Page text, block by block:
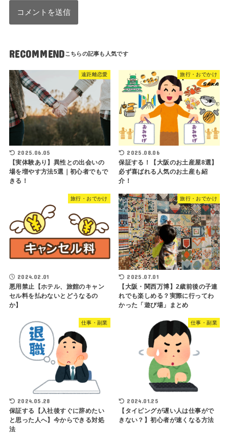
RECOMMEND
遠距離恋愛
2025.06.05
【実体験あり】異性との出会いの
場を増やす方法5選｜初心者でもで
きる！
旅行・おでかけ
2025.08.06
保証する！【大阪のお土産屋8選】
必ず喜ばれる人気のお土産も紹
介！
旅行・おでかけ
2024.02.01
悪用禁止【ホテル、旅館のキャン
セル料を払わないとどうなるの
か】
旅行・おでかけ
2025.07.01
【大阪・関西万博】2歳前後の子連
れでも楽しめる？実際に行ってわ
かった「遊び場」まとめ
仕事・副業
2024.05.28
保証する【入社後すぐに辞めたい
と思った人へ】今からできる対処
法
仕事・副業
2024.01.25
【タイピングが遅い人は仕事がで
きない？】初心者が速くなる方法